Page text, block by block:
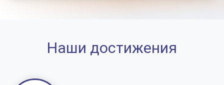
Наши достижения